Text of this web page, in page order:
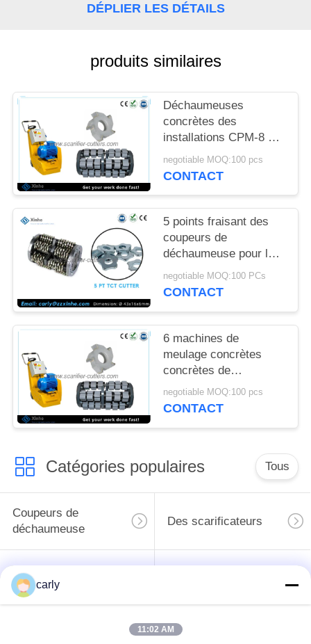
AFFAIRES
DEMANDEZ
UN DEVIS
PLAN
DU
SITE
POLITIQUE
EN
DE
PROTECTION
DE
LA
VIE
PRIVÉE
DÉPLIER LES DÉTAILS
produits similaires
Déchaumeuses
concrètes des
installations CPM-8 de
tambour d'Edco
inclinées par carbure
negotiable MOQ:100 pcs
CONTACT
5 points fraisant des
coupeurs de
déchaumeuse pour la
peinture et le retrait
léger de revêtements
negotiable MOQ:100 PCs
CONTACT
6 machines de
meulage concrètes
concrètes de
déchaumeuse de
surface d'asphalte de
negotiable MOQ:100 pcs
CONTACT
Catégories populaires Tous
Coupeurs de
déchaumeuse
Des scarificateurs
Les scarificateurs,
les puits et les
espaceurs
carly
11:02 AM